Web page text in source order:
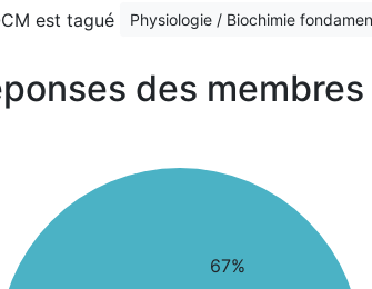
est tagué Physiologie / Biochimie
des membres
67%